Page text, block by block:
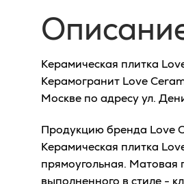
Керамическая плитка
Керамогранит Love
Москве по адресу ул.
Продукцию бренда Love
Керамическая плитка
прямоугольная. Матовая
выполненного в стиле -